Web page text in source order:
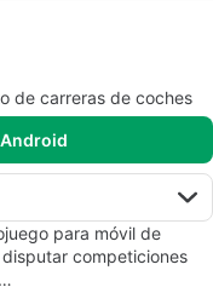
de carreras de coches
para móvil de
competiciones